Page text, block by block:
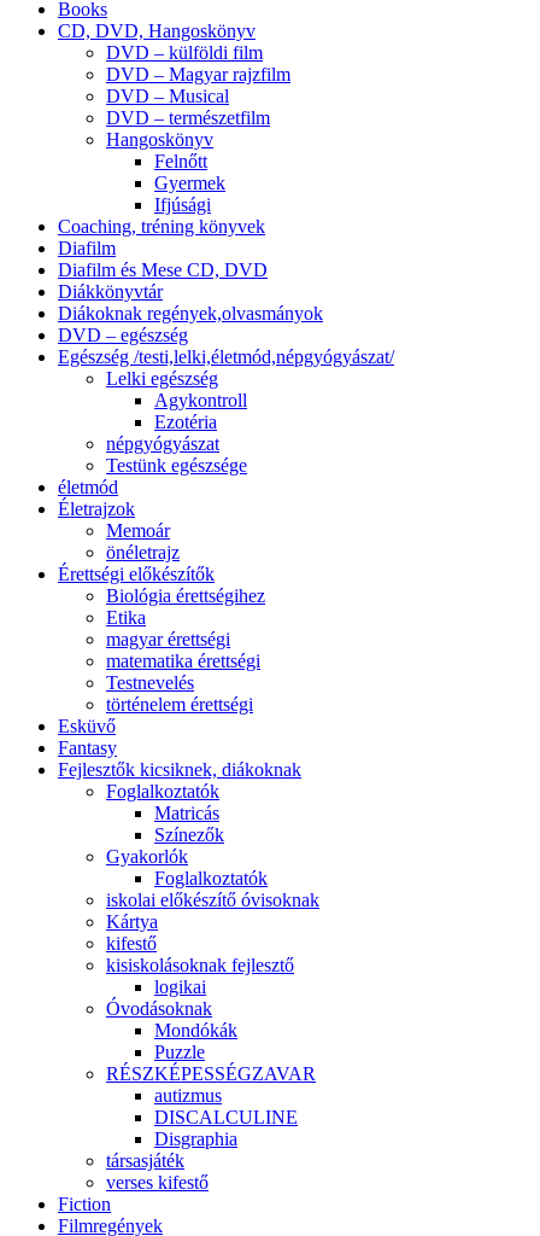
Books
CD, DVD, Hangoskönyv
DVD – külföldi film
DVD – Magyar rajzfilm
DVD – Musical
DVD – természetfilm
Hangoskönyv
Felnőtt
Gyermek
Ifjúsági
Coaching, tréning könyvek
Diafilm
Diafilm és Mese CD, DVD
Diákkönyvtár
Diákoknak regények,olvasmányok
DVD – egészség
Egészség /testi,lelki,életmód,népgyógyászat/
Lelki egészség
Agykontroll
Ezotéria
népgyógyászat
Testünk egészsége
életmód
Életrajzok
Memoár
önéletrajz
Érettségi előkészítők
Biológia érettségihez
Etika
magyar érettségi
matematika érettségi
Testnevelés
történelem érettségi
Esküvő
Fantasy
Fejlesztők kicsiknek, diákoknak
Foglalkoztatók
Matricás
Színezők
Gyakorlók
Foglalkoztatók
iskolai előkészítő óvisoknak
Kártya
kifestő
kisiskolásoknak fejlesztő
logikai
Óvodásoknak
Mondókák
Puzzle
RÉSZKÉPESSÉGZAVAR
autizmus
DISCALCULINE
Disgraphia
társasjáték
verses kifestő
Fiction
Filmregények